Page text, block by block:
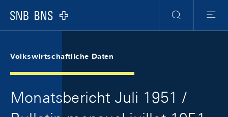
Logo
Suche
Menu
Volkswirtschaftliche Daten
Monatsbericht Juli 1951 /